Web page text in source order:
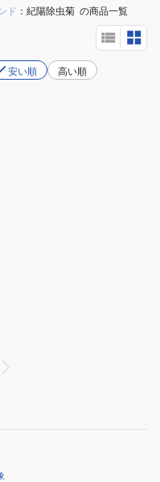
ド 紀陽除虫菊 の商品一覧
安い順 高い順